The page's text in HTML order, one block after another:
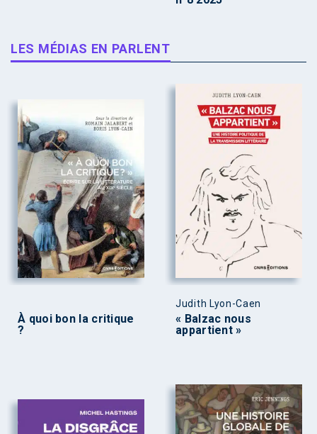
LES MÉDIAS EN PARLENT
À quoi bon la critique
?
Judith Lyon-Caen
« Balzac nous
appartient »